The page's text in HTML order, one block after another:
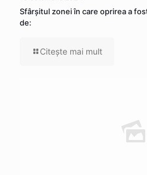
Sfârșitul zonei în care oprirea a
de:
Citeşte mai mult